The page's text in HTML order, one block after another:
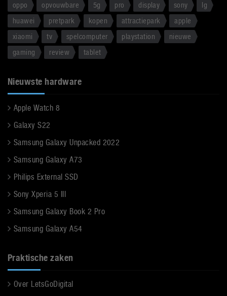
oppo
opvouwbare 5g pro display sony
lg
huawei
pretpark kopen attractiepark
apple
xiaomi
tv spelcomputer playstation
nieuwe
gaming
review tablet
Nieuwste hardware
Apple Watch 8
Galaxy S22
Samsung Galaxy Unpacked 2022
Samsung Galaxy A73
Philips External SSD
Sony Xperia 5 III
Samsung Galaxy Book 2 Pro
Samsung Galaxy A54
Praktische zaken
Over LetsGoDigital